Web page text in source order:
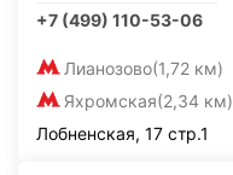
+7 (499) 110-53-06
Лианозово(1,72 км)
Яхромская(2,34 км)
Лобненская, 17 стр.1